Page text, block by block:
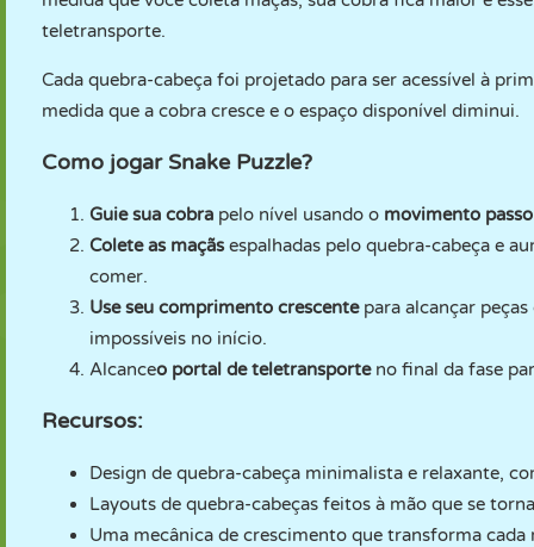
teletransporte.
Cada quebra-cabeça foi projetado para ser acessível à
medida que a cobra cresce e o espaço disponível diminui.
Como jogar Snake Puzzle?
Guie sua cobra pelo nível usando o movimento
Colete as maçãsespalhadas pelo quebra-cabeça e
comer.
Use seu comprimento crescentepara alcançar
impossíveis no início.
Alcanceo portal de teletransporte no final da fase
Recursos:
Design de quebra-cabeça minimalista e relaxante,
Layouts de quebra-cabeças feitos à mão que se
Uma mecânica de crescimento que transforma